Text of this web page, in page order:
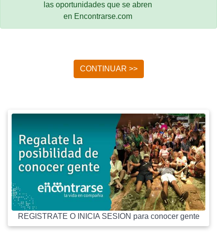
las oportunidades que se abren
en Encontrarse.com
CONTINUAR >>
REGISTRATE O INICIA SESION para conocer gente